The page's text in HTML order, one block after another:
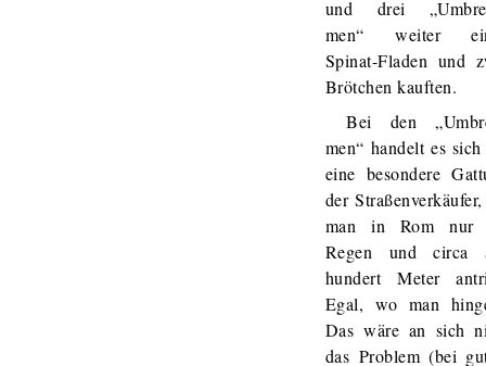
und drei
men“ weiter
Spinat-Fladen und
Brötchen kauften.
Bei den
men“ handelt es
eine besondere
der
man in Rom nur
Regen und circa
hundert Meter
Egal, wo man
Das wäre an sich
das Problem (bei